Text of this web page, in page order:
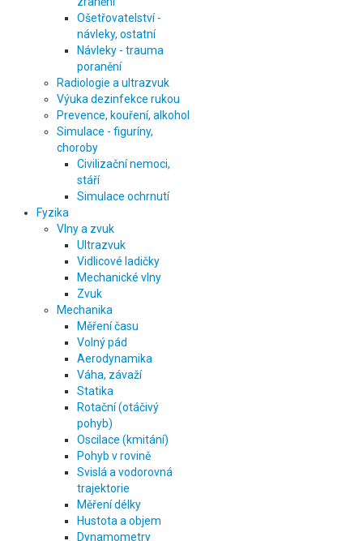
Ošetřovatelství -
návleky, ostatní
Návleky - trauma
poranění
Radiologie a ultrazvuk
Výuka dezinfekce rukou
Prevence, kouření, alkohol
Simulace - figuríny,
choroby
Civilizační nemoci,
stáří
Simulace ochrnutí
Fyzika
Vlny a zvuk
Ultrazvuk
Vidlicové ladičky
Mechanické vlny
Zvuk
Mechanika
Měření času
Volný pád
Aerodynamika
Váha, závaží
Statika
Rotační (otáčivý
pohyb)
Oscilace (kmitání)
Pohyb v rovině
Svislá a vodorovná
trajektorie
Měření délky
Hustota a objem
Dynamometry